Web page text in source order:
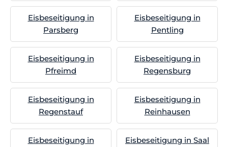
Eisbeseitigung in
Parsberg
Eisbeseitigung in
Pentling
Eisbeseitigung in
Pfreimd
Eisbeseitigung in
Regensburg
Eisbeseitigung in
Regenstauf
Eisbeseitigung in
Reinhausen
Eisbeseitigung in
Eisbeseitigung in Saal